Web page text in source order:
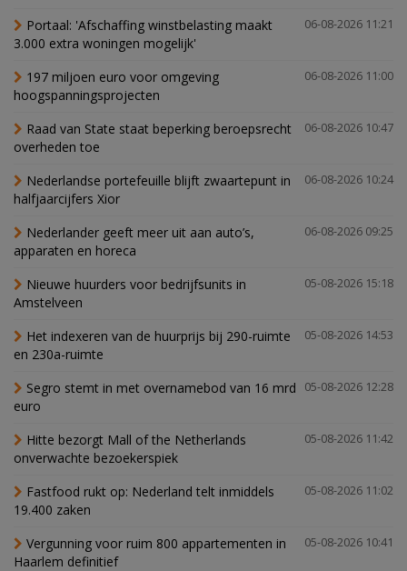
06-08-2026 11:21
Portaal: 'Afschaffing winstbelasting maakt
3.000 extra woningen mogelijk'
06-08-2026 11:00
197 miljoen euro voor omgeving
hoogspanningsprojecten
06-08-2026 10:47
Raad van State staat beperking beroepsrecht
overheden toe
06-08-2026 10:24
Nederlandse portefeuille blijft zwaartepunt in
halfjaarcijfers Xior
06-08-2026 09:25
Nederlander geeft meer uit aan auto’s,
apparaten en horeca
05-08-2026 15:18
Nieuwe huurders voor bedrijfsunits in
Amstelveen
05-08-2026 14:53
Het indexeren van de huurprijs bij 290-ruimte
en 230a-ruimte
05-08-2026 12:28
Segro stemt in met overnamebod van 16 mrd
euro
05-08-2026 11:42
Hitte bezorgt Mall of the Netherlands
onverwachte bezoekerspiek
05-08-2026 11:02
Fastfood rukt op: Nederland telt inmiddels
19.400 zaken
05-08-2026 10:41
Vergunning voor ruim 800 appartementen in
Haarlem definitief